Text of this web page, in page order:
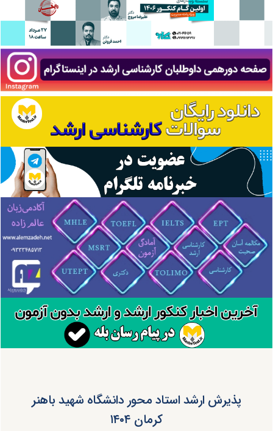
پذیرش ارشد استاد محور دانشگاه شهید باهنر
کرمان ۱۴۰۴